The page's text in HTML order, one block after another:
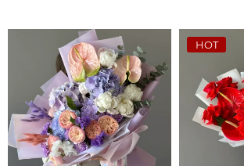
HOT